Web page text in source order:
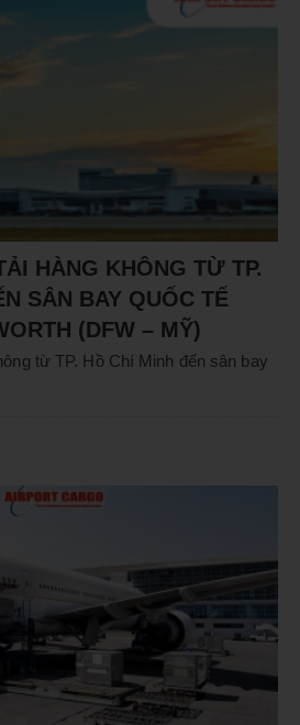
HÀNG KHÔNG TỪ TP.
SÂN BAY QUỐC TẾ
(DFW – MỸ)
từ TP. Hồ Chí Minh đến sân bay